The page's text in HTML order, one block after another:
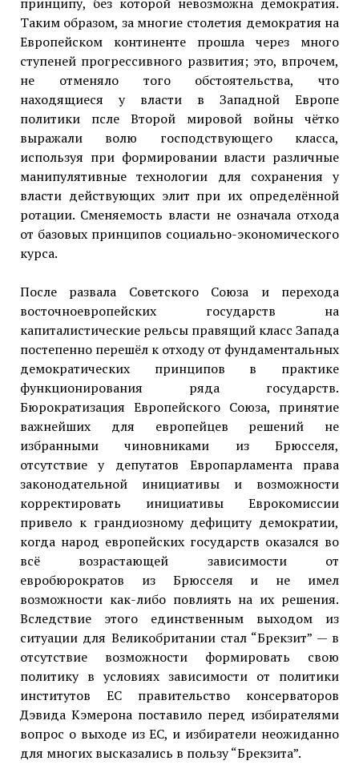
Таким образом, за многие столетия демократия на
Европейском континенте прошла через много
ступеней прогрессивного развития; это, впрочем,
не отменяло того обстоятельства, что
находящиеся у власти в Западной Европе
политики псле Второй мировой войны чётко
выражали волю господствующего класса,
используя при формировании власти различные
манипулятивные технологии для сохранения у
власти действующих элит при их определённой
ротации. Сменяемость власти не означала отхода
от базовых принципов социально-экономического
курса.
После развала Советского Союза и перехода
восточноевропейских государств на
капиталистические рельсы правящий класс Запада
постепенно перешёл к отходу от фундаментальных
демократических принципов в практике
функционирования ряда государств.
Бюрократизация Европейского Союза, принятие
важнейших для европейцев решений не
избранными чиновниками из Брюсселя,
отсутствие у депутатов Европарламента права
законодательной инициативы и возможности
корректировать инициативы Еврокомиссии
привело к грандиозному дефициту демократии,
когда народ европейских государств оказался во
всё возрастающей зависимости от
евробюрократов из Брюсселя и не имел
возможности как-либо повлиять на их решения.
Вследствие этого единственным выходом из
ситуации для Великобритании стал “Брекзит” — в
отсутствие возможности формировать свою
политику в условиях зависимости от политики
институтов ЕС правительство консерваторов
Дэвида Кэмерона поставило перед избирателями
вопрос о выходе из ЕС, и избиратели неожиданно
для многих высказались в пользу “Брекзита”.